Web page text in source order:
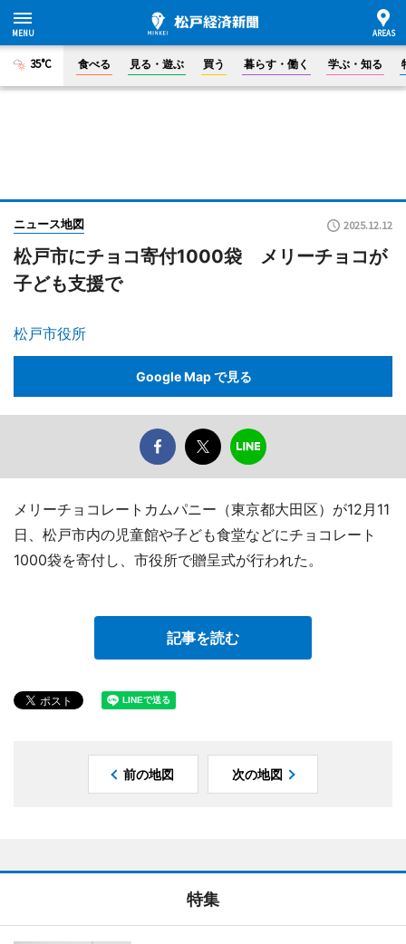
35°C 食べる 見る・遊ぶ 買う 暮らす・働く 学ぶ・知る
ニュース地図 2025.12.12
松戸市にチョコ寄付1000袋 メリーチョコが
子ども支援で
松戸市役所
Google Map で見る
メリーチョコレートカムパニー（東京都大田区）が12月11
日、松戸市内の児童館や子ども食堂などにチョコレート
1000袋を寄付し、市役所で贈呈式が行われた。
記事を読む
前の地図 次の地図
特集